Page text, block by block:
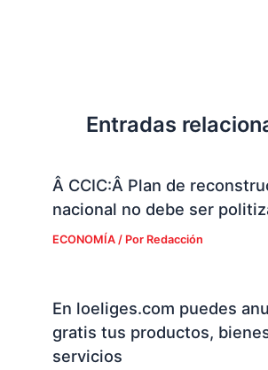
Entradas
Â CCIC:Â Plan de
nacional no debe ser
ECONOMÍA/ Por Redacción
En loeliges.com puedes
gratis tus productos,
servicios